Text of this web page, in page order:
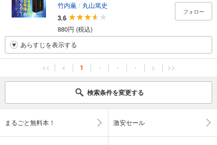
竹内薫 / 丸山篤史
3.6
880円 (税込)
フォロー
あらすじを表示する
<< < 1 ・ ・ ・ > >>
検索条件を変更する
まるごと無料本！ 激安セール